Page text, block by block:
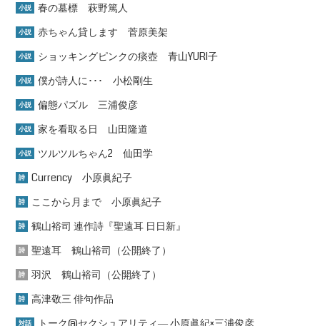
小説 春の墓標 萩野篤人
小説 赤ちゃん貸します 菅原美架
小説 ショッキングピンクの痰壺 青山YURI子
小説 僕が詩人に･･･ 小松剛生
小説 偏態パズル 三浦俊彦
小説 家を看取る日 山田隆道
小説 ツルツルちゃん2 仙田学
詩 Currency 小原眞紀子
詩 ここから月まで 小原眞紀子
詩 鶴山裕司 連作詩『聖遠耳 日日新』
詩 聖遠耳 鶴山裕司（公開終了）
詩 羽沢 鶴山裕司（公開終了）
詩 高津敬三 俳句作品
対話